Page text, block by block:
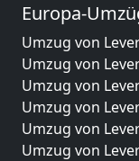
Europa-
Umzug von
Umzug von
Umzug von
Umzug von
Umzug von
Umzug von